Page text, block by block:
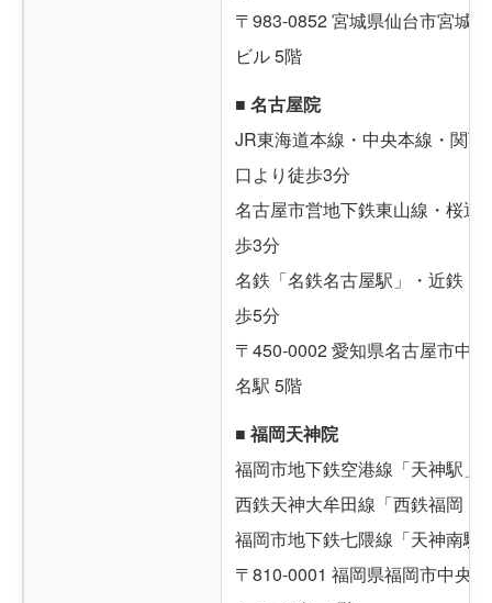
〒983-0852 宮城県仙台市宮城
ビル 5階
■ 名古屋院
JR東海道本線・中央本線・関
口より徒歩3分
名古屋市営地下鉄東山線・桜通
歩3分
名鉄「名鉄名古屋駅」・近鉄「
歩5分
〒450-0002 愛知県名古屋市中
名駅 5階
■ 福岡天神院
福岡市地下鉄空港線「天神駅」
西鉄天神大牟田線「西鉄福岡（
福岡市地下鉄七隈線「天神南駅
〒810-0001 福岡県福岡市中央